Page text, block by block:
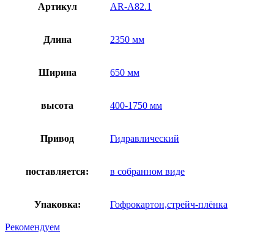
Артикул AR-A82.1
Длина 2350 мм
Ширина 650 мм
высота 400-1750 мм
Привод Гидравлический
поставляется: в собранном виде
Упаковка: Гофрокартон,стрейч-плёнка
Рекомендуем